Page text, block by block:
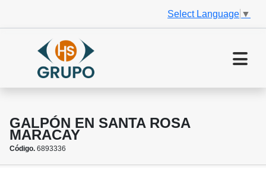
Select Language ▼
GALPÓN EN SANTA ROSA
MARACAY
Código. 6893336